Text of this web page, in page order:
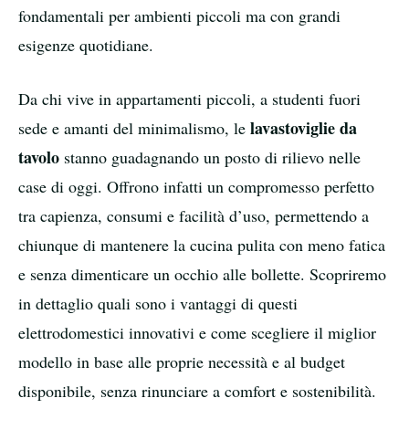
fondamentali per ambienti piccoli ma con grandi
esigenze quotidiane.
Da chi vive in appartamenti piccoli, a studenti fuori
sede e amanti del minimalismo, le lavastoviglie da
tavolo stanno guadagnando un posto di rilievo nelle
case di oggi. Offrono infatti un compromesso perfetto
tra capienza, consumi e facilità d’uso, permettendo a
chiunque di mantenere la cucina pulita con meno fatica
e senza dimenticare un occhio alle bollette. Scopriremo
in dettaglio quali sono i vantaggi di questi
elettrodomestici innovativi e come scegliere il miglior
modello in base alle proprie necessità e al budget
disponibile, senza rinunciare a comfort e sostenibilità.